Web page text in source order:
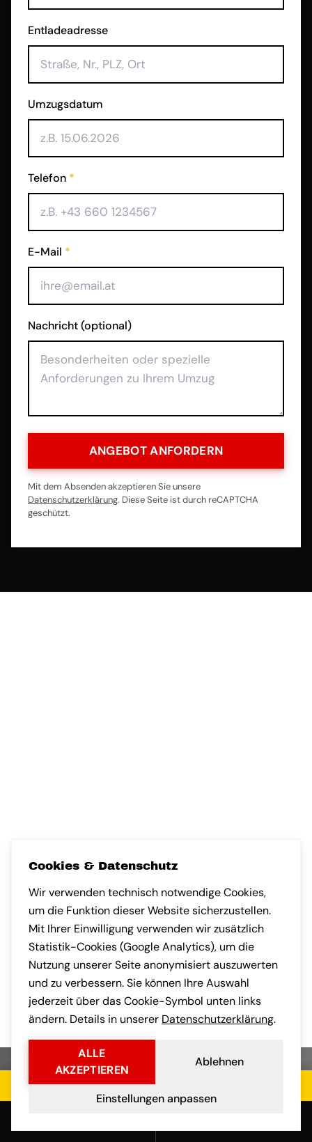
Entladeadresse
Umzugsdatum
Telefon *
E-Mail *
Nachricht (optional)
ANGEBOT ANFORDERN
Mit dem Absenden akzeptieren Sie unsere
Datenschutzerklärung. Diese Seite ist durch reCAPTCHA
geschützt.
Nach München umgezogen und
sehr angenehm überrascht, wie
kompetent das Team gearbeitet
hat. Auch die Kommunikation
vorab war professionell.
Habe eine
nach Frankfurt
gebracht. Faires
transparente
und der Umzug
stressfrei.
Jetzt kostenloses Angebot einholen
Cookies & Datenschutz
Wir verwenden technisch notwendige Cookies,
um die Funktion dieser Website sicherzustellen.
Mit Ihrer Einwilligung verwenden wir zusätzlich
Statistik-Cookies (Google Analytics), um die
Nutzung unserer Seite anonymisiert auszuwerten
und zu verbessern. Sie können Ihre Auswahl
jederzeit über das Cookie-Symbol unten links
ändern. Details in unserer Datenschutzerklärung.
ALLE
AKZEPTIEREN
Ablehnen
Einstellungen anpassen